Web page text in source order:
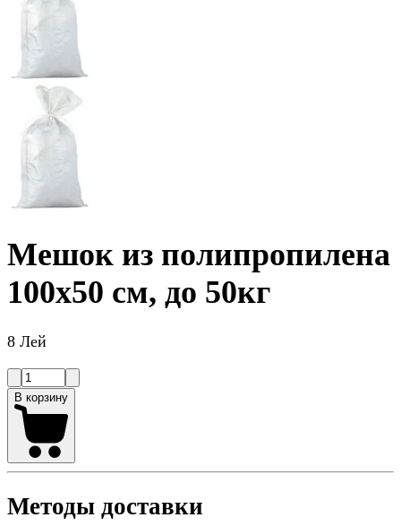
Мешок из полипропилена
100x50 см, до 50кг
8 Лей
В корзину
Методы доставки